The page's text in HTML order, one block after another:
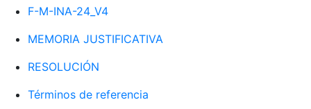
F-M-INA-24_V4
MEMORIA JUSTIFICATIVA
RESOLUCIÓN
Términos de referencia